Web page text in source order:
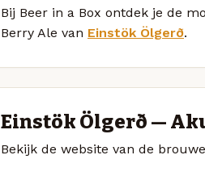
Bij Beer in a Box ontdek je de
Berry Ale van Einstök Ölgerð.
Einstök Ölgerð —
Bekijk de website van de